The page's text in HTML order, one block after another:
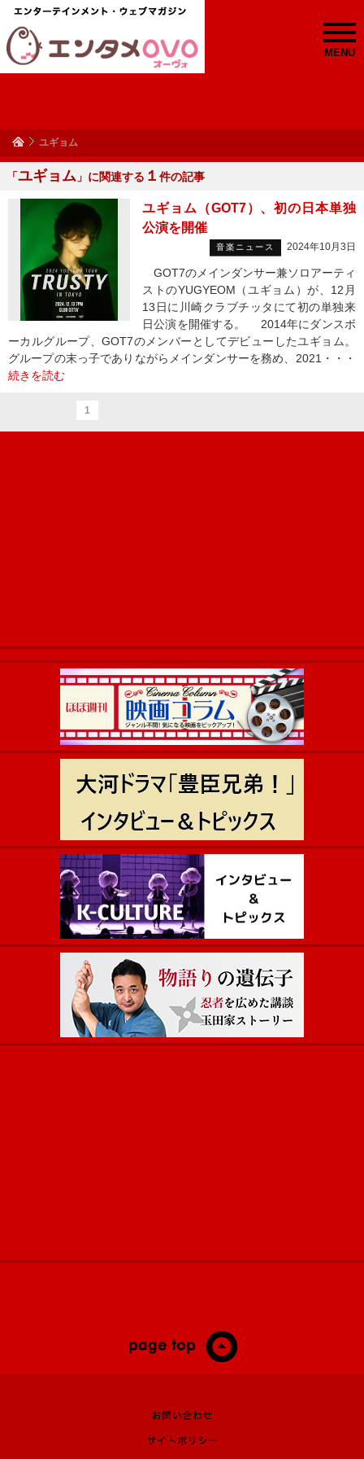
MENU
ユギョム
「ユギョム 」に関連する １ 件の記事
ユギョム（GOT7）、初の日本単独
公演を開催
音楽ニュース 2024年10月3日
GOT7のメインダンサー兼ソロアーティ
ストのYUGYEOM（ユギョム）が、12月
13日に川崎クラブチッタにて初の単独来
日公演を開催する。 2014年にダンスボ
ーカルグループ、GOT7のメンバーとしてデビューしたユギョム。
グループの末っ子でありながらメインダンサーを務め、2021・・・
続きを読む
1